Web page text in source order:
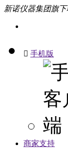
新诺仪器集团旗
 手机版
商家支持